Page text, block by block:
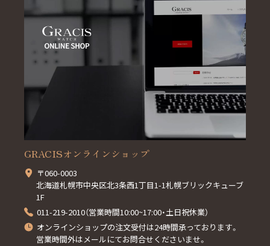
GRACISオンラインショップ
〒060-0003
北海道札幌市中央区北3条西1丁目1-1札幌ブリックキューブ
1F
011-219-2010（営業時間10:00~17:00・土日祝休業）
オンラインショップの注文受付は24時間承っております。
営業時間外はメールにてお問合せくださいませ。